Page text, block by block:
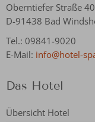
Oberntiefer Straße 40
D-91438 Bad
Tel.: 09841-9020
E-Mail: info@hotel-
Das Hotel
Übersicht Hotel